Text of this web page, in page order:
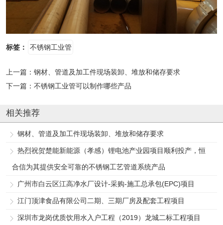
标签： 不锈钢工业管
上一篇： 钢材、管道及加工件现场装卸、堆放和储存要求
下一篇： 不锈钢工业管可以制作哪些产品
相关推荐
钢材、管道及加工件现场装卸、堆放和储存要求
热烈祝贺楚能新能源（孝感）锂电池产业园项目顺利投产，恒
合信为其提供安全可靠的不锈钢工艺管道系统产品
广州市白云区江高净水厂设计-采购-施工总承包(EPC)项目
江门顶津食品有限公司二期、三期厂房及配套工程项目
深圳市龙岗优质饮用水入户工程（2019）龙城二标工程项目